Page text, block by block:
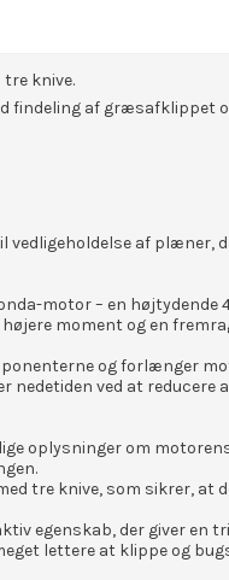
knive.
af græsafklippet
vedligeholdelse af
motor – en
moment og en
og forlænger
ved at reducere
oplysninger om
tre knive, som sikrer,
egenskab, der giver en
lettere at klippe og